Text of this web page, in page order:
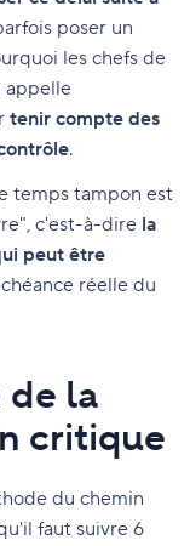
poser un
les chefs de
appelle
tenir compte des
.
temps tampon est
c'est-à-dire la
peut être
réelle du
de la
critique
du chemin
faut suivre 6